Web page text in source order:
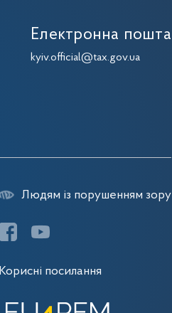
Електронна пошта
kyiv.official@tax.gov.ua
Людям із порушенням зору
Корисні посилання